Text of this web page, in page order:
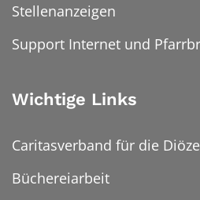
Stellenanzeigen
Support Internet und
Wichtige Links
Caritasverband für die
Büchereiarbeit